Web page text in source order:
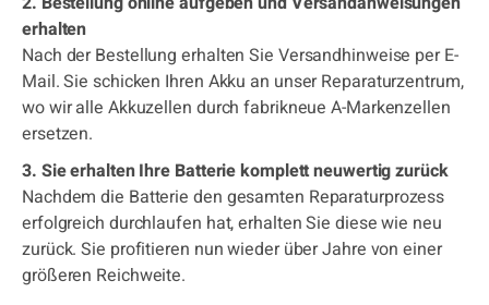
erhalten
Nach der Bestellung erhalten Sie Versandhinweise per E-
Mail. Sie schicken Ihren Akku an unser Reparaturzentrum,
wo wir alle Akkuzellen durch fabrikneue A-Markenzellen
ersetzen.
3. Sie erhalten Ihre Batterie komplett neuwertig zurück
Nachdem die Batterie den gesamten Reparaturprozess
erfolgreich durchlaufen hat, erhalten Sie diese wie neu
zurück. Sie profitieren nun wieder über Jahre von einer
größeren Reichweite.